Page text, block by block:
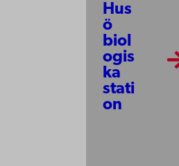
Hus
ö
biol
ogis
ka
stati
on